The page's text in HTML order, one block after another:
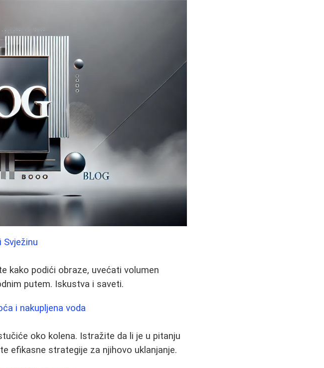
Svježinu
kako podići obraze, uvećati volumen
putem. Iskustva i saveti.
i nakupljena voda
oko kolena. Istražite da li je u pitanju
efikasne strategije za njihovo uklanjanje.